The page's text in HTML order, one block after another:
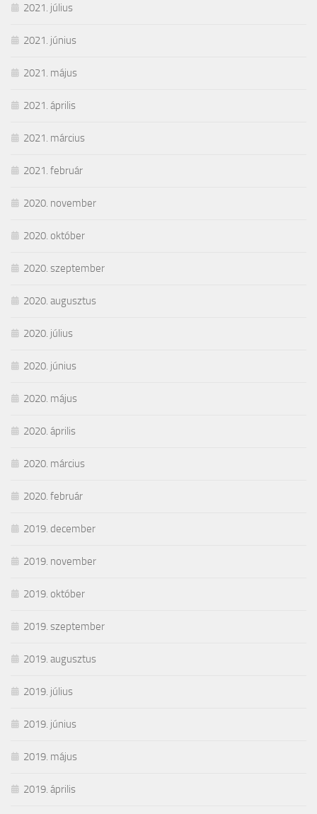
2021. július
2021. június
2021. május
2021. április
2021. március
2021. február
2020. november
2020. október
2020. szeptember
2020. augusztus
2020. július
2020. június
2020. május
2020. április
2020. március
2020. február
2019. december
2019. november
2019. október
2019. szeptember
2019. augusztus
2019. július
2019. június
2019. május
2019. április